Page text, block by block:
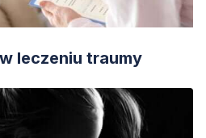
leczeniu traumy